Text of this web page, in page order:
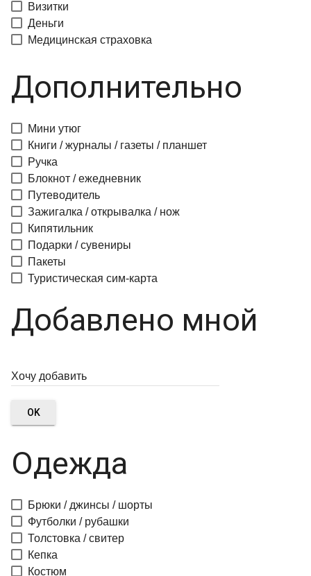
Визитки
Деньги
Медицинская страховка
Дополнительно
Мини утюг
Книги / журналы / газеты / планшет
Ручка
Блокнот / ежедневник
Путеводитель
Зажигалка / открывалка / нож
Кипятильник
Подарки / сувениры
Пакеты
Туристическая сим-карта
Добавлено мной
OK
Одежда
Брюки / джинсы / шорты
Футболки / рубашки
Толстовка / свитер
Кепка
Костюм